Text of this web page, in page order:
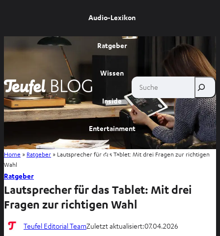
Audio-Lexikon
Ratgeber
Wissen
Inside
Entertainment
Shop
Suche
Home » Ratgeber » Lautsprecher für das Tablet: Mit drei Fragen zur richtigen
Wahl
Ratgeber
Lautsprecher für das Tablet: Mit drei
Fragen zur richtigen Wahl
Teufel Editorial TeamZuletzt aktualisiert:07.04.2026